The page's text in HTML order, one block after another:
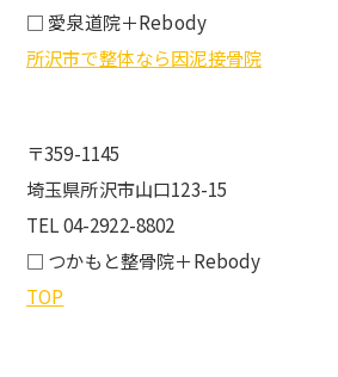
□ 愛泉道院＋Rebody
所沢市で整体なら因泥接骨院
〒359-1145
埼玉県所沢市山口123-15
TEL 04-2922-8802
□ つかもと整骨院＋Rebody
TOP